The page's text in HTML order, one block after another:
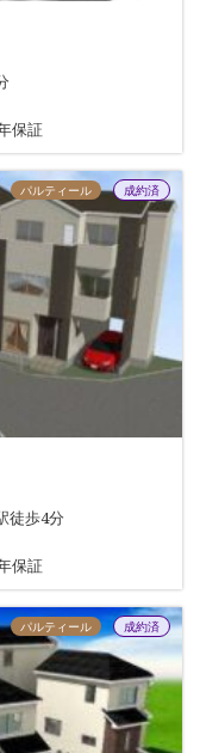
保証
パルティール 成約済
徒歩4分
保証
パルティール 成約済